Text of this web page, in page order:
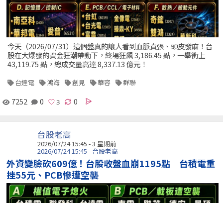
今天（2026/07/31）這個盤真的讓人看到血脈賁張、頭皮發麻！台
股在大爆發的資金狂潮帶動下，終場狂飆 3,186.45 點，一舉衝上
43,119.75 點，總成交量高達 8,337.13 億元！
台達電 鴻海 創見 華容 群聯
7252 0 0
台股老高
2026/07/24 15:45 - 3 星期前
2026/07/24 15:45 - 台股老高
外資變臉砍609億！台股收盤血崩1195點 台積電重
挫55元、PCB慘遭空襲